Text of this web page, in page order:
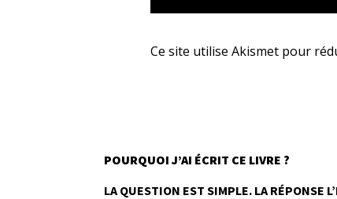
Ce site utilise Akismet pour
POURQUOI J’AI ÉCRIT CE LIVRE ?
LA QUESTION EST SIMPLE. LA RÉPONSE